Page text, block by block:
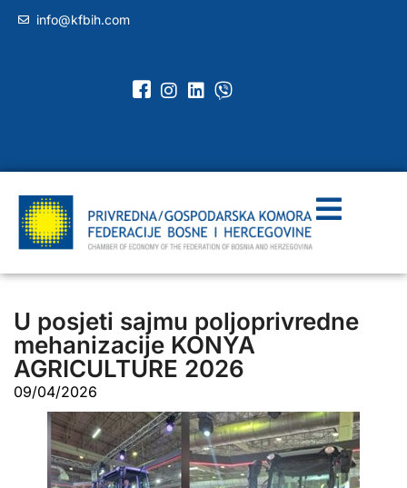
info@kfbih.com
U posjeti sajmu poljoprivredne
mehanizacije KONYA
AGRICULTURE 2026
09/04/2026